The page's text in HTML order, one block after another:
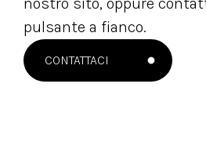
pulsante a fianco.
CONTATTACI